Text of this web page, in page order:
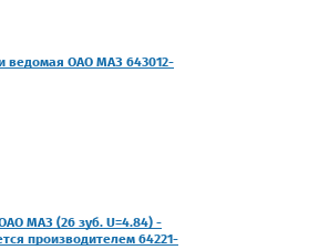
ведомая ОАО МАЗ 643012-
МАЗ (26 зуб. U=4.84) -
производителем 64221-